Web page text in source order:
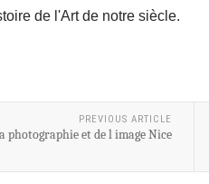
de l'Art de notre siècle.
PREVIOUS ARTICLE
photographie et de l image Nice